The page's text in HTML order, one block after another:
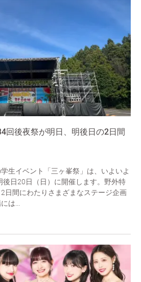
回後夜祭が明日、明後日の2日間
生イベント「三ヶ峯祭」は、いよいよ
後日20日（日）に開催します。野外特
日間にわたりさまざまなステージ企画
は...